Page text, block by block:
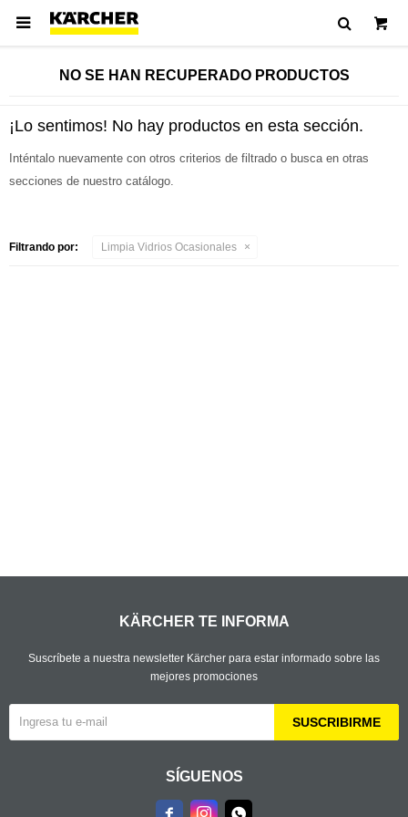

NO SE HAN RECUPERADO PRODUCTOS
¡Lo sentimos! No hay productos en esta sección.
Inténtalo nuevamente con otros criterios de filtrado o busca en otras
secciones de nuestro catálogo.
Filtrando por: Limpia Vidrios Ocasionales
SÍGUENOS
  
KÄRCHER TE INFORMA
Suscríbete a nuestra newsletter Kärcher para estar informado sobre las
mejores promociones
SUSCRIBIRME